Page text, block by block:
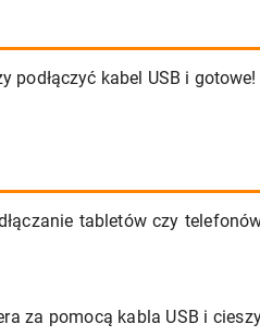
podłączyć kabel USB i gotowe!
tabletów czy
za pomocą kabla USB i